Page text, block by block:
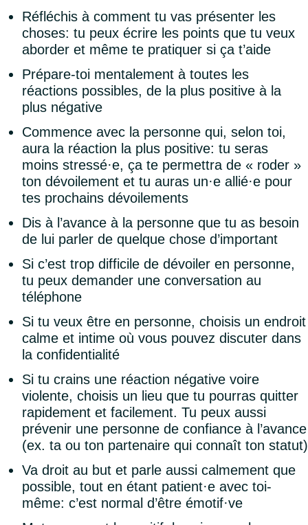
Réfléchis à comment tu vas présenter les
choses: tu peux écrire les points que tu veux
aborder et même te pratiquer si ça t’aide
Prépare-toi mentalement à toutes les
réactions possibles, de la plus positive à la
plus négative
Commence avec la personne qui, selon toi,
aura la réaction la plus positive: tu seras
moins stressé·e, ça te permettra de « roder »
ton dévoilement et tu auras un·e allié·e pour
tes prochains dévoilements
Dis à l’avance à la personne que tu as besoin
de lui parler de quelque chose d’important
Si c’est trop difficile de dévoiler en personne,
tu peux demander une conversation au
téléphone
Si tu veux être en personne, choisis un endroit
calme et intime où vous pouvez discuter dans
la confidentialité
Si tu crains une réaction négative voire
violente, choisis un lieu que tu pourras quitter
rapidement et facilement. Tu peux aussi
prévenir une personne de confiance à l’avance
(ex. ta ou ton partenaire qui connaît ton statut)
Va droit au but et parle aussi calmement que
possible, tout en étant patient·e avec toi-
même: c’est normal d’être émotif·ve